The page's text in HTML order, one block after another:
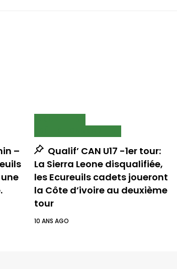
–
Qualif’ CAN U17 -1er tour:
La Sierra Leone disqualifiée,
les Ecureuils cadets joueront
la Côte d’ivoire au deuxième
tour
10 ANS AGO